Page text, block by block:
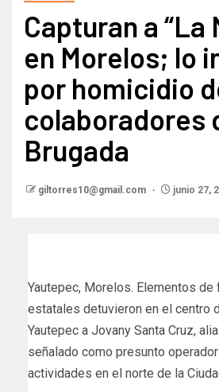
Capturan a “La
en Morelos; lo
por homicidio
colaboradores
Brugada
giltorres10@gmail.com junio 27,
Yautepec, Morelos. Elementos
estatales detuvieron en el centro
Yautepec a Jovany Santa Cruz,
señalado como presunto
actividades en el norte de la